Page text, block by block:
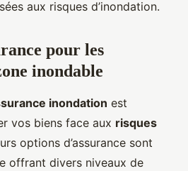
aux risques d’inondation.
pour les
inondable
inondation est
vos biens face aux risques
options d’assurance sont
offrant divers niveaux de